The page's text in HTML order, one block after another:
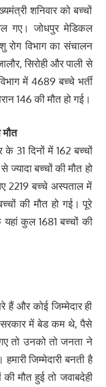
शनिवार को बच्चों
गए। जोधपुर मेडिकल
विभाग का संचालन
सिरोही और पाली से
में 4689 बच्चे भर्ती
146 की मौत हो गई।
31 दिनों में 162 बच्चों
ज्यादा बच्चों की मौत हो
2219 बच्चे अस्पताल में
की मौत हो गई। पूरे
कुल 1681 बच्चों की
और कोई जिम्मेदार ही
सरकार में बेड कम थे, पैसे
तो उनको तो जनता ने
जिम्मेदारी बनती है
मौत हुई तो जवाबदेही